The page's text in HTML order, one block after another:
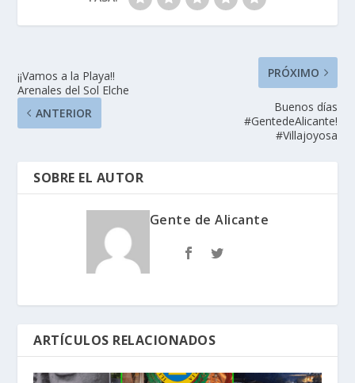
¡¡Vamos a la Playa!!
Arenales del Sol Elche
ANTERIOR
PRÓXIMO
Buenos días
#GentedeAlicante!
#Villajoyosa
SOBRE EL AUTOR
Gente de Alicante
ARTÍCULOS RELACIONADOS